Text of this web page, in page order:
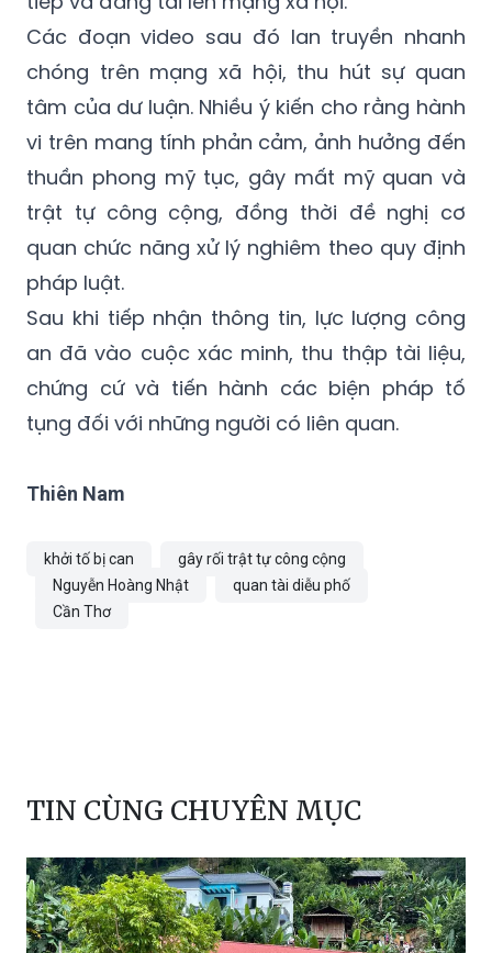
chóng trên mạng xã hội, thu hút sự quan
tâm của dư luận. Nhiều ý kiến cho rằng hành
vi trên mang tính phản cảm, ảnh hưởng đến
thuần phong mỹ tục, gây mất mỹ quan và
trật tự công cộng, đồng thời đề nghị cơ
quan chức năng xử lý nghiêm theo quy định
pháp luật.
Sau khi tiếp nhận thông tin, lực lượng công
an đã vào cuộc xác minh, thu thập tài liệu,
chứng cứ và tiến hành các biện pháp tố
tụng đối với những người có liên quan.
Thiên Nam
khởi tố bị can
Cần Thơ